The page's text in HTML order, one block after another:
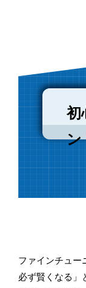
初
ン
ファインチュー
必ず賢くなる」